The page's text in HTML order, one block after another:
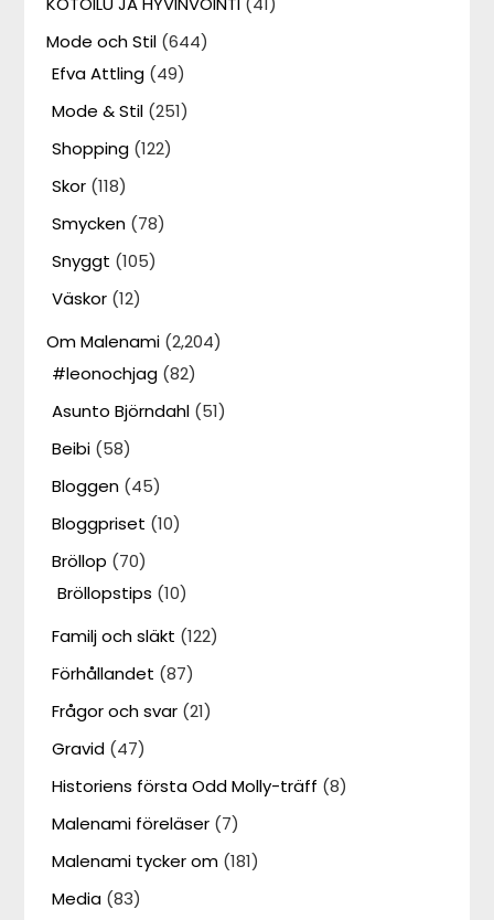
Mode och Stil (644)
Efva Attling (49)
Mode & Stil (251)
Shopping (122)
Skor (118)
Smycken (78)
Snyggt (105)
Väskor (12)
Om Malenami (2,204)
#leonochjag (82)
Asunto Björndahl (51)
Beibi (58)
Bloggen (45)
Bloggpriset (10)
Bröllop (70)
Bröllopstips (10)
Familj och släkt (122)
Förhållandet (87)
Frågor och svar (21)
Gravid (47)
Historiens första Odd Molly-träff (8)
Malenami föreläser (7)
Malenami tycker om (181)
Media (83)